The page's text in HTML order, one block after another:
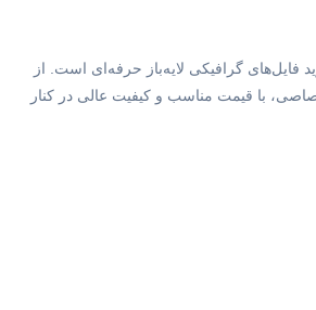
با قیمت مناسب و کیفیت عالی در کنار